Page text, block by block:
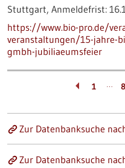
Stuttgart, Anmeldefrist:
https://www.bio-pro.de/
veranstaltungen/15-jahre-
gmbh-jubiliaeumsfeier
1 …
Zur Datenbanksuche
Zur Datenbanksuche